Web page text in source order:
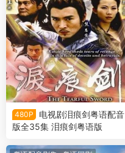
480P
电视剧泪痕剑粤语配音
版全35集 泪痕剑粤语版